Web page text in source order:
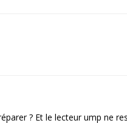
? Et le lecteur ump ne